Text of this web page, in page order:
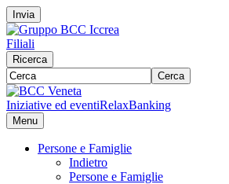
Invia
Filiali
Ricerca
Cerca
Iniziative ed eventiRelaxBanking
Menu
Persone e Famiglie
Indietro
Persone e Famiglie